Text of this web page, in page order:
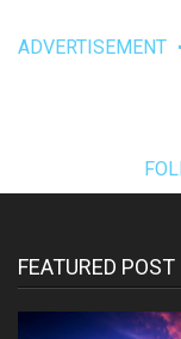
ADVERTISEMENT
FEATURED POST